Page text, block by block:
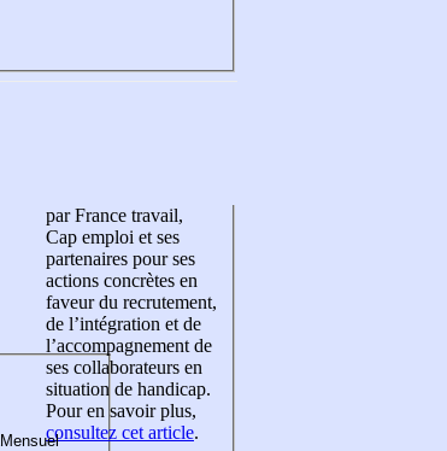
par France travail,
Cap emploi et ses
partenaires pour ses
actions concrètes en
faveur du recrutement,
de l’intégration et de
l’accompagnement de
ses collaborateurs en
situation de handicap.
Pour en savoir plus,
consultez cet article.